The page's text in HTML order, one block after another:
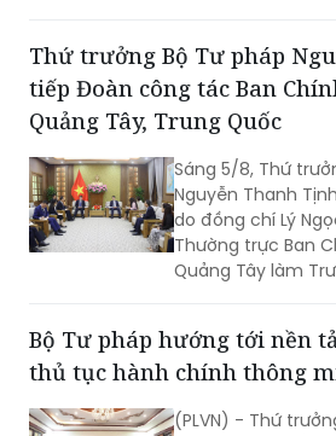
động lực để tăng
chỉ tiêu, nhiệm vụ
Thứ trưởng Bộ Tư pháp
tiếp Đoàn công tác Ban
Quảng Tây, Trung Quốc
Sáng 5/8, Thứ
Nguyễn Thanh
do đồng chí Lý
Thường trực Ban
Quảng Tây làm
Bộ Tư pháp hướng tới nền
thủ tục hành chính thông
(PLVN) - Thứ